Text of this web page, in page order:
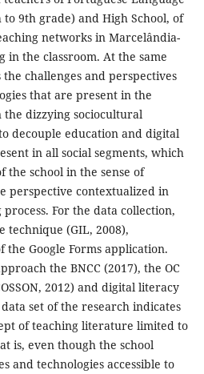
9th grade) and High School, of
networks in Marcelândia-
the classroom. At the same
challenges and perspectives
that are present in the
dizzying sociocultural
decouple education and digital
in all social segments, which
school in the sense of
perspective contextualized in
For the data collection,
technique (GIL, 2008),
Google Forms application.
the BNCC (2017), the OC
2012) and digital literacy
data set of the research indicates
of teaching literature limited to
is, even though the school
and technologies accessible to